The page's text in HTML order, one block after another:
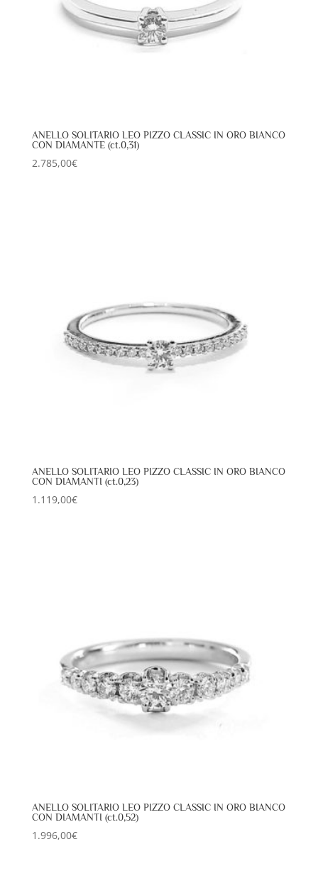
ANELLO SOLITARIO LEO PIZZO CLASSIC IN ORO BIANCO
CON DIAMANTE (ct.0,31)
2.785,00€
ANELLO SOLITARIO LEO PIZZO CLASSIC IN ORO BIANCO
CON DIAMANTI (ct.0,23)
1.119,00€
ANELLO SOLITARIO LEO PIZZO CLASSIC IN ORO BIANCO
CON DIAMANTI (ct.0,52)
1.996,00€